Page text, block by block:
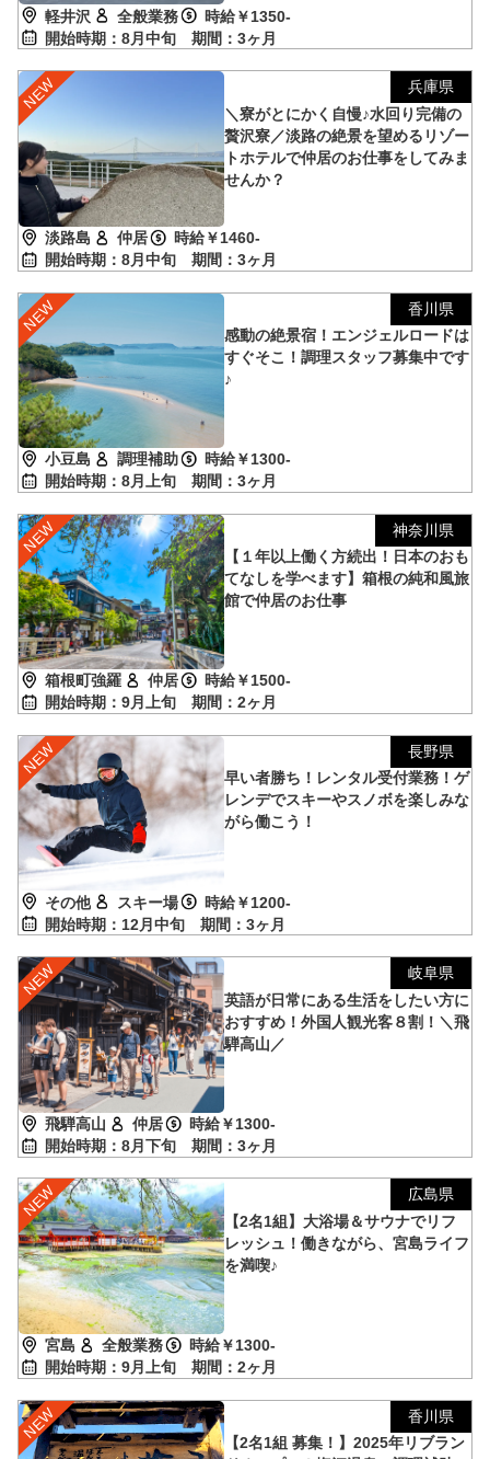
軽井沢 全般業務
時給￥1350-
開始時期：8月中旬 期間：3ヶ月
兵庫県
＼寮がとにかく自慢♪水回り完備の
贅沢寮／淡路の絶景を望めるリゾー
トホテルで仲居のお仕事をしてみま
せんか？
淡路島 仲居
時給￥1460-
開始時期：8月中旬 期間：3ヶ月
香川県
感動の絶景宿！エンジェルロードは
すぐそこ！調理スタッフ募集中です
♪
小豆島 調理補助
時給￥1300-
開始時期：8月上旬 期間：3ヶ月
神奈川県
【１年以上働く方続出！日本のおも
てなしを学べます】箱根の純和風旅
館で仲居のお仕事
箱根町強羅 仲居
時給￥1500-
開始時期：9月上旬 期間：2ヶ月
長野県
早い者勝ち！レンタル受付業務！ゲ
レンデでスキーやスノボを楽しみな
がら働こう！
その他 スキー場
時給￥1200-
開始時期：12月中旬 期間：3ヶ月
岐阜県
英語が日常にある生活をしたい方に
おすすめ！外国人観光客８割！＼飛
騨高山／
飛騨高山 仲居
時給￥1300-
開始時期：8月下旬 期間：3ヶ月
広島県
【2名1組】大浴場＆サウナでリフ
レッシュ！働きながら、宮島ライフ
を満喫♪
宮島 全般業務
時給￥1300-
開始時期：9月上旬 期間：2ヶ月
香川県
【2名1組 募集！】2025年リブラン